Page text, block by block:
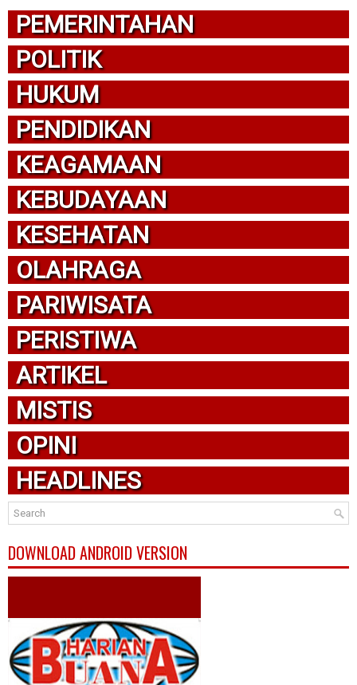
PEMERINTAHAN
POLITIK
HUKUM
PENDIDIKAN
KEAGAMAAN
KEBUDAYAAN
KESEHATAN
OLAHRAGA
PARIWISATA
PERISTIWA
ARTIKEL
MISTIS
OPINI
HEADLINES
DOWNLOAD ANDROID VERSION